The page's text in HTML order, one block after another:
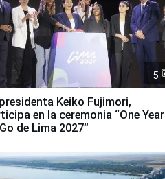
5
Keiko Fujimori,
en la ceremonia “One Year
de Lima 2027”